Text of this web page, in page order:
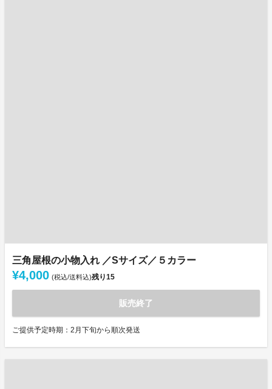
三角屋根の小物入れ ／Sサイズ／５カラー
¥4,000 (税込/送料込)残り15
販売終了
ご提供予定時期：2月下旬から順次発送